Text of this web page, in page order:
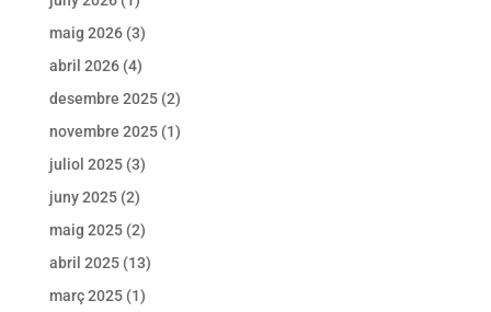
maig 2026(3)
abril 2026(4)
desembre 2025(2)
novembre 2025(1)
juliol 2025(3)
juny 2025(2)
maig 2025(2)
abril 2025(13)
març 2025(1)